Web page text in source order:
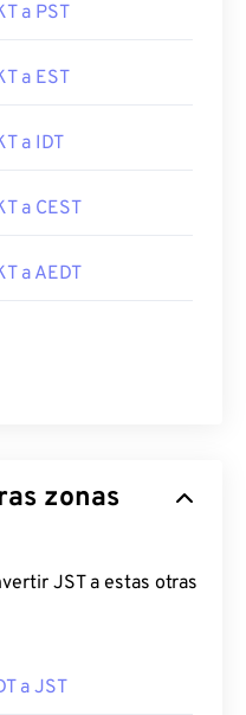
a PST
a EST
a IDT
a CEST
a AEDT
zonas
JST a estas otras
a JST